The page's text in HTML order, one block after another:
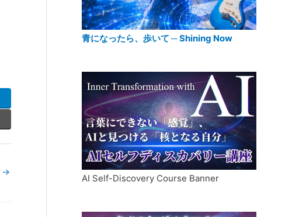
→
青になったら、歩いて ─ Shining Now
AI Self-Discovery Course Banner